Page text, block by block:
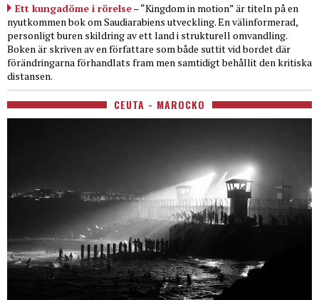
Ett kungadöme i rörelse– “Kingdom in motion” är titeln på en
nyutkommen bok om Saudiarabiens utveckling. En välinformerad,
personligt buren skildring av ett land i strukturell omvandling.
Boken är skriven av en författare som både suttit vid bordet där
förändringarna förhandlats fram men samtidigt behållit den kritiska
distansen.
CEUTA - MAROCKO